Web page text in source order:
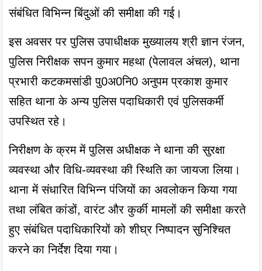
संबंधित विभिन्न बिंदुओं की समीक्षा की गई।
इस अवसर पर पुलिस उपाधीक्षक मुख्यालय श्री ज्ञान रंजन,
पुलिस निरीक्षक सपन कुमार महथा (पेलावल अंचल), थाना
प्रभारी कटकमसांडी पु0अ0नि0 अनुपम प्रकाश कुमार
सहित थाना के अन्य पुलिस पदाधिकारी एवं पुलिसकर्मी
उपस्थित रहे।
निरीक्षण के क्रम में पुलिस अधीक्षक ने थाना की सुरक्षा
व्यवस्था और विधि-व्यवस्था की स्थिति का जायजा लिया।
थाना में संधारित विभिन्न पंजियों का अवलोकन किया गया
तथा लंबित कांडों, वारंट और कुर्की मामलों की समीक्षा करते
हुए संबंधित पदाधिकारियों को शीघ्र निष्पादन सुनिश्चित
करने का निर्देश दिया गया।